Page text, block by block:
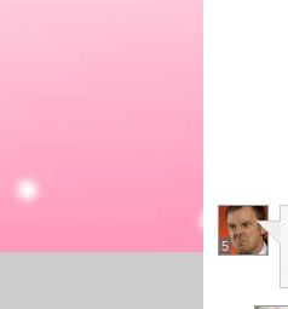
5